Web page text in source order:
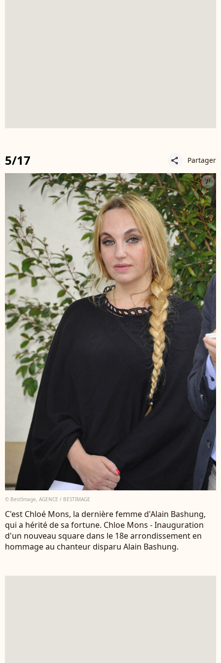
5/17 share Partager
© BestImage, AGENCE / BESTIMAGE
C'est Chloé Mons, la dernière femme d'Alain Bashung,
qui a hérité de sa fortune. Chloe Mons - Inauguration
d'un nouveau square dans le 18e arrondissement en
hommage au chanteur disparu Alain Bashung.